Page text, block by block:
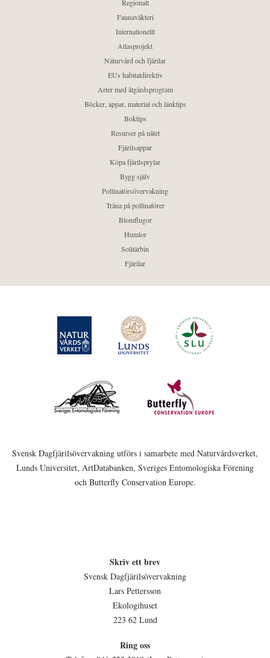
Regionalt
Faunaväkteri
Internationellt
Atlasprojekt
Naturvård och fjärilar
EUs habitatdirektiv
Arter med åtgärdsprogram
Böcker, appar, material och länktips
Boktips
Resurser på nätet
Fjärilsappar
Köpa fjärilsprylar
Bygg själv
Pollinatörsövervakning
Träna på pollinatörer
Blomflugor
Humlor
Solitärbin
Fjärilar
Svensk Dagfjärilsövervakning utförs i samarbete med Naturvårdsverket,
Lunds Universitet, ArtDatabanken, Sveriges Entomologiska Förening
och Butterfly Conservation Europe.
Skriv ett brev
Svensk Dagfjärilsövervakning
Lars Pettersson
Ekologihuset
223 62 Lund
Ring oss